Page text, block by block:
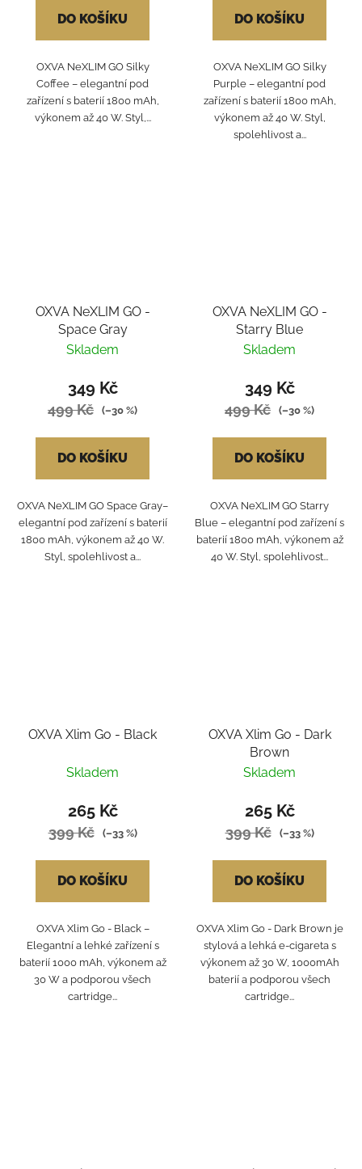
DO KOŠÍKU
OXVA NeXLIM GO Silky
Coffee – elegantní pod
zařízení s baterií 1800 mAh,
výkonem až 40 W. Styl,...
DO KOŠÍKU
OXVA NeXLIM GO Silky
Purple – elegantní pod
zařízení s baterií 1800 mAh,
výkonem až 40 W. Styl,
spolehlivost a...
OXVA NeXLIM GO -
Space Gray
Skladem
349 Kč
499 Kč (–30 %)
DO KOŠÍKU
OXVA NeXLIM GO Space Gray–
elegantní pod zařízení s baterií
1800 mAh, výkonem až 40 W.
Styl, spolehlivost a...
OXVA NeXLIM GO -
Starry Blue
Skladem
349 Kč
499 Kč (–30 %)
DO KOŠÍKU
OXVA NeXLIM GO Starry
Blue – elegantní pod zařízení s
baterií 1800 mAh, výkonem až
40 W. Styl, spolehlivost...
OXVA Xlim Go - Black
Skladem
265 Kč
399 Kč (–33 %)
DO KOŠÍKU
OXVA Xlim Go - Black –
Elegantní a lehké zařízení s
baterií 1000 mAh, výkonem až
30 W a podporou všech
cartridge...
OXVA Xlim Go - Dark
Brown
Skladem
265 Kč
399 Kč (–33 %)
DO KOŠÍKU
OXVA Xlim Go - Dark Brown je
stylová a lehká e-cigareta s
výkonem až 30 W, 1000mAh
baterií a podporou všech
cartridge...